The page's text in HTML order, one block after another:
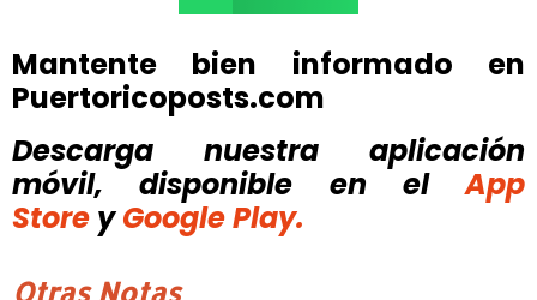
Mantente bien informado en
Puertoricoposts.com
Descarga nuestra aplicación
móvil, disponible
en el
App
Store y Google Play.
Otras Notas